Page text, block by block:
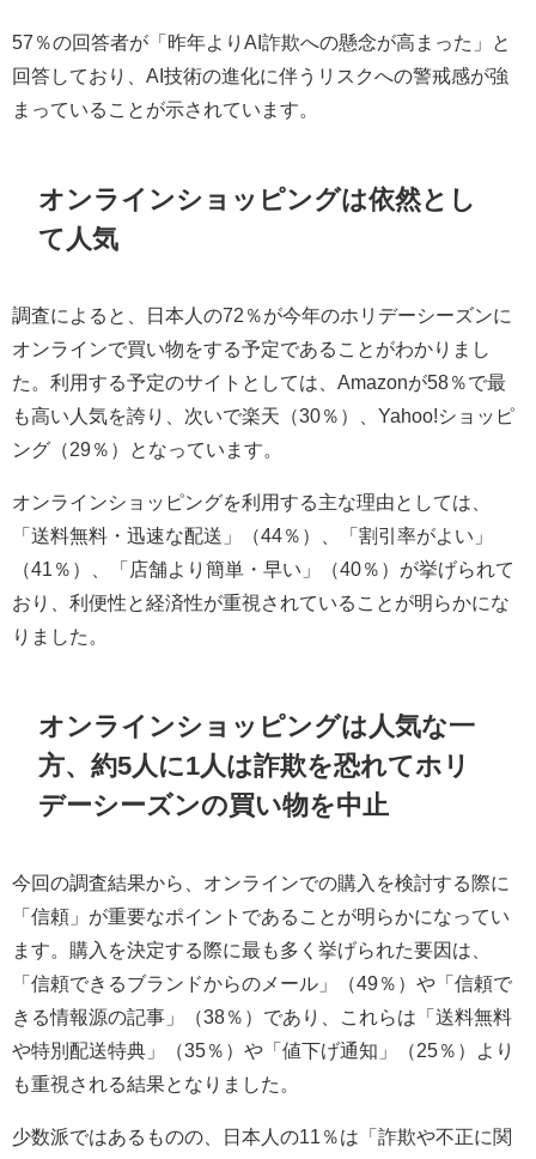
57％の回答者が「昨年よりAI詐欺への懸念が高まった」と
回答しており、AI技術の進化に伴うリスクへの警戒感が強
まっていることが示されています。
オンラインショッピングは依然とし
て人気
調査によると、日本人の72％が今年のホリデーシーズンに
オンラインで買い物をする予定であることがわかりまし
た。利用する予定のサイトとしては、Amazonが58％で最
も高い人気を誇り、次いで楽天（30％）、Yahoo!ショッピ
ング（29％）となっています。
オンラインショッピングを利用する主な理由としては、
「送料無料・迅速な配送」（44％）、「割引率がよい」
（41％）、「店舗より簡単・早い」（40％）が挙げられて
おり、利便性と経済性が重視されていることが明らかにな
りました。
オンラインショッピングは人気な一
方、約5人に1人は詐欺を恐れてホリ
デーシーズンの買い物を中止
今回の調査結果から、オンラインでの購入を検討する際に
「信頼」が重要なポイントであることが明らかになってい
ます。購入を決定する際に最も多く挙げられた要因は、
「信頼できるブランドからのメール」（49％）や「信頼で
きる情報源の記事」（38％）であり、これらは「送料無料
や特別配送特典」（35％）や「値下げ通知」（25％）より
も重視される結果となりました。
少数派ではあるものの、日本人の11％は「詐欺や不正に関